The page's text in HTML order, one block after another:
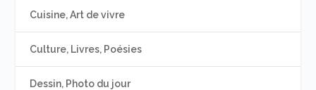
Cuisine, Art de vivre
Culture, Livres, Poésies
Dessin, Photo du jour